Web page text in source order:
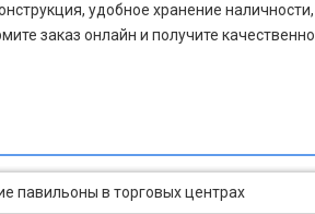
удобное хранение
заказ онлайн и получите
павильоны в торговых центрах